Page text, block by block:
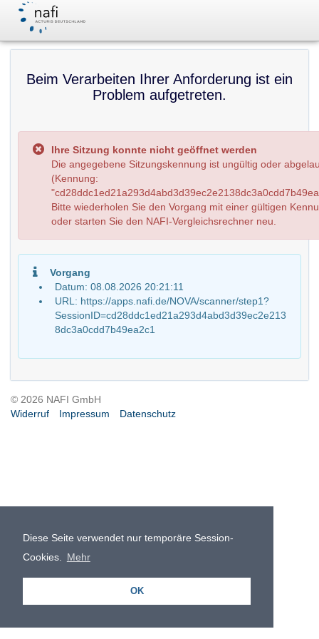
Diese Seite verwendet nur temporäre Session-
Cookies.
Mehr
OK
Beim Verarbeiten Ihrer Anforderung ist ein
Problem aufgetreten.
Ihre Sitzung konnte nicht geöffnet werden
Die angegebene Sitzungskennung ist ungültig oder
(Kennung:
Bitte wiederholen Sie den Vorgang mit einer gültigen
oder starten Sie den NAFI-Vergleichsrechner neu.
Vorgang
Datum: 08.08.2026 20:21:11
URL: https://apps.nafi.de/NOVA/scanner/step1?
SessionID=cd28ddc1ed21a293d4abd3d39ec2e213
8dc3a0cdd7b49ea2c1
© 2026 NAFI GmbH
Widerruf
Impressum Datenschutz